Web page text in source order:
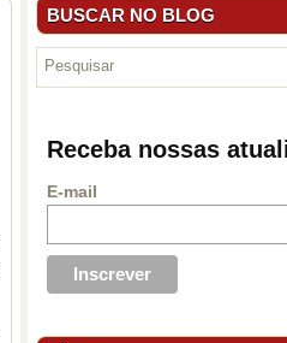
BUSCAR NO BLOG
Receba nossas
E-mail